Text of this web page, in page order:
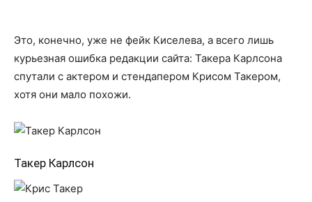
Это, конечно, уже не фейк Киселева, а всего лишь
курьезная ошибка редакции сайта: Такера Карлсона
спутали с актером и стендапером Крисом Такером,
хотя они мало похожи.
Такер Карлсон